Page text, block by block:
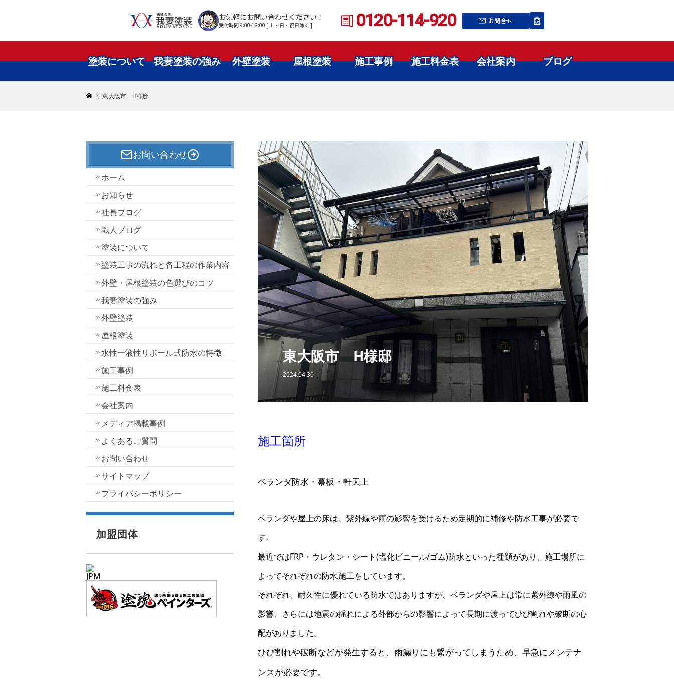
お気軽にお問い合わせください！
受付時間 9:00-18:00 [ 土・日・祝日除く ] 0120-114-920 お問合せ
塗装について 我妻塗装の強み 外壁塗装 屋根塗装 施工事例 施工料金表 会社案内 ブログ
東大阪市 H様邸
お問い合わせ
ホーム
お知らせ
社長ブログ
職人ブログ
塗装について
塗装工事の流れと各工程の作業内容
外壁・屋根塗装の色選びのコツ
我妻塗装の強み
外壁塗装
屋根塗装
水性一液性リボール式防水の特徴
施工事例
施工料金表
会社案内
メディア掲載事例
よくあるご質問
お問い合わせ
サイトマップ
プライバシーポリシー
加盟団体
JPM
東大阪市 H様邸
2024.04.30
施工箇所
ベランダ防水・幕板・軒天上
ベランダや屋上の床は、紫外線や雨の影響を受けるため定期的に補修や防水工事が必要で
す。
最近ではFRP・ウレタン・シート(塩化ビニール/ゴム)防水といった種類があり、施工場所に
よってそれぞれの防水施工をしています。
それぞれ、耐久性に優れている防水ではありますが、ベランダや屋上は常に紫外線や雨風の
影響、さらには地震の揺れによる外部からの影響によって長期に渡ってひび割れや破断の心
配がありました。
ひび割れや破断などが発生すると、雨漏りにも繋がってしまうため、早急にメンテナ
ンスが必要です。